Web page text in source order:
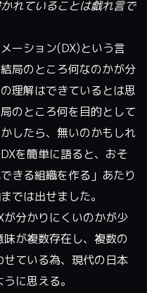
れていることは戯れ言で
ーション(DX)という言
局のところ何なのかが分
理解はできているとは思
のところ何を目的として
したら、無いのかもしれ
を簡単に語ると、おそ
きる組織を作る」あたり
では出せました。
分かりにくいのかが少
が複数存在し、複数の
ている為、現代の日本
に思える。